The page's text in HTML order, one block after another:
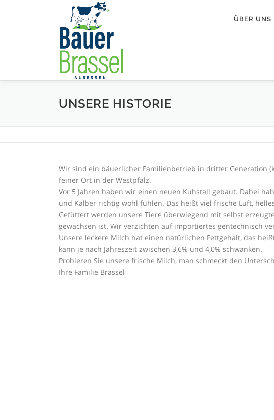
ÜBER UNS
UNSERE HISTORIE
Wir sind ein bäuerlicher Familienbetrieb in dritter Generation
feiner Ort in der Westpfalz.
Vor 5 Jahren haben wir einen neuen Kuhstall gebaut. Dabei
und Kälber richtig wohl fühlen. Das heißt viel frische Luft,
Gefüttert werden unsere Tiere überwiegend mit selbst
gewachsen ist. Wir verzichten auf importiertes gentechnisch
Unsere leckere Milch hat einen natürlichen Fettgehalt, das
kann je nach Jahreszeit zwischen 3,6% und 4,0% schwanken.
Probieren Sie unsere frische Milch, man schmeckt den
Ihre Familie Brassel